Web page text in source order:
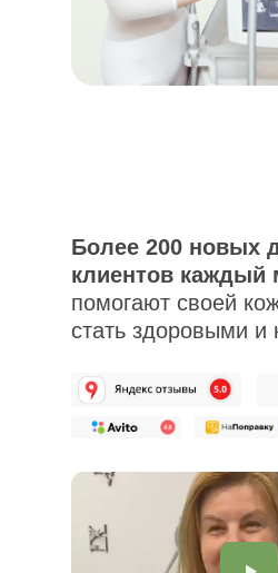
помогают своей коже
и волосам стать
красивыми
Более 200 новых
клиентов каждый
помогают своей
стать здоровыми и